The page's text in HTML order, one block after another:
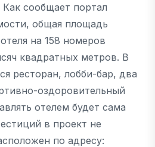
сообщает портал
общая площадь
на 158 номеров
квадратных метров. В
ресторан, лобби-бар, два
оздоровительный
отелем будет сама
в проект не
по адресу: